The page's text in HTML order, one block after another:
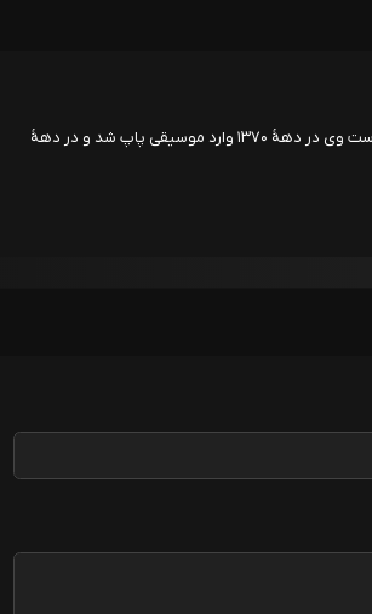
مجتبی کبیری زاده سال ۱۳۴۰ خواننده سبک پاپ است وی در دههٔ ۱۳۷۰ وارد موسیقی پاپ شد و در دههٔ